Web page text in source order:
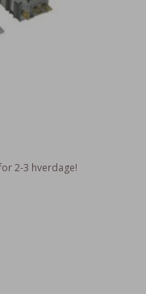
2-3 hverdage!